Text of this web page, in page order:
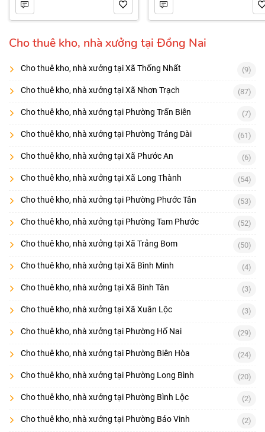
Cho thuê kho, nhà xưởng tại Đồng Nai
Cho thuê kho, nhà xưởng tại Xã Thống Nhất (9)
Cho thuê kho, nhà xưởng tại Xã Nhơn Trạch (87)
Cho thuê kho, nhà xưởng tại Phường Trấn Biên (7)
Cho thuê kho, nhà xưởng tại Phường Trảng Dài (61)
Cho thuê kho, nhà xưởng tại Xã Phước An (6)
Cho thuê kho, nhà xưởng tại Xã Long Thành (54)
Cho thuê kho, nhà xưởng tại Phường Phước Tân (53)
Cho thuê kho, nhà xưởng tại Phường Tam Phước (52)
Cho thuê kho, nhà xưởng tại Xã Trảng Bom (50)
Cho thuê kho, nhà xưởng tại Xã Bình Minh (4)
Cho thuê kho, nhà xưởng tại Xã Bình Tân (3)
Cho thuê kho, nhà xưởng tại Xã Xuân Lộc (3)
Cho thuê kho, nhà xưởng tại Phường Hố Nai (29)
Cho thuê kho, nhà xưởng tại Phường Biên Hòa (24)
Cho thuê kho, nhà xưởng tại Phường Long Bình (20)
Cho thuê kho, nhà xưởng tại Phường Bình Lộc (2)
Cho thuê kho, nhà xưởng tại Phường Bảo Vinh (2)